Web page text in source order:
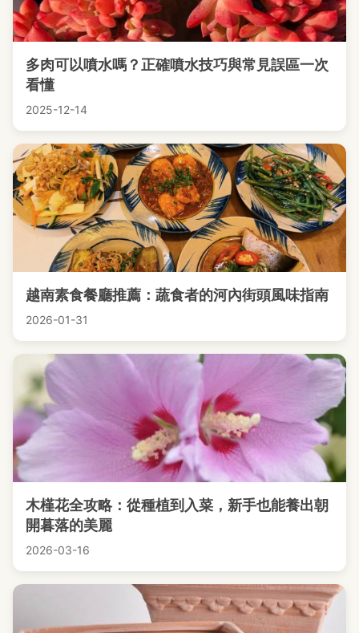
多肉可以噴水嗎？正確噴水技巧與常見誤區一次
看懂
2025-12-14
越南素食餐廳推薦：蔬食者的河內街頭風味指南
2026-01-31
木槿花全攻略：從種植到入菜，新手也能養出朝
開暮落的美麗
2026-03-16